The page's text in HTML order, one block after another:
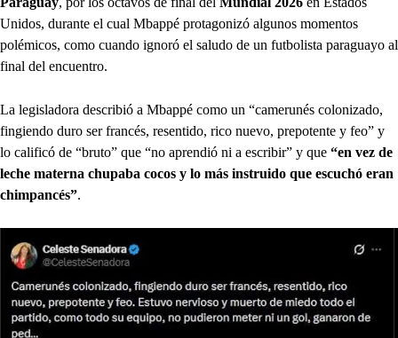
Unidos, durante el cual Mbappé protagonizó algunos momentos
polémicos, como cuando ignoró el saludo de un futbolista paraguayo al
final del encuentro.
La legisladora describió a Mbappé como un “camerunés colonizado,
fingiendo duro ser francés, resentido, rico nuevo, prepotente y feo” y
lo calificó de “bruto” que “no aprendió ni a escribir” y que “en vez de
leche materna chupaba cocos y lo más instruido que escuchó eran
chimpancés”.